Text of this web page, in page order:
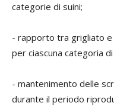
categorie di suini;
- rapporto tra grigliato e
per ciascuna categoria di
- mantenimento delle
durante il periodo